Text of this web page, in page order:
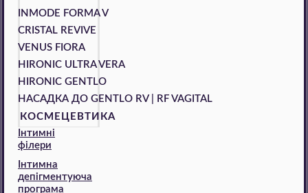
INMODE FORMA V
CRISTAL REVIVE
VENUS FIORA
HIRONIC ULTRA VERA
HIRONIC GENTLO
НАСАДКА ДО GENTLO RV | RF VAGITAL
КОСМЕЦЕВТИКА
Інтимні
філери
Інтимна
депігментуюча
програма